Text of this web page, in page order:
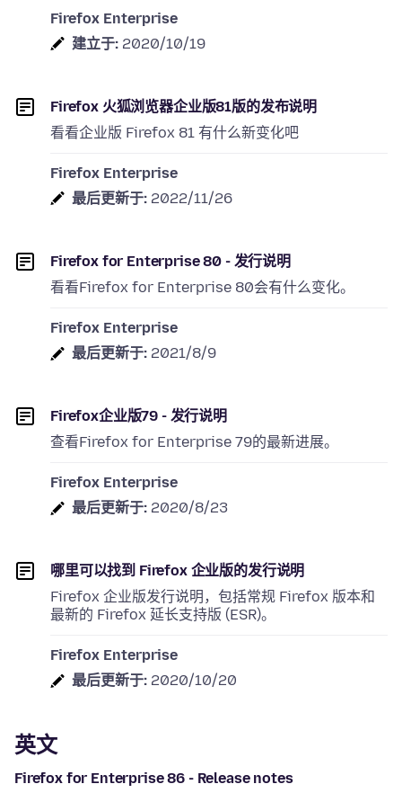
Firefox Enterprise
建立于: 2020/10/19
Firefox 火狐浏览器企业版81版的发布说明
看看企业版 Firefox 81 有什么新变化吧
Firefox Enterprise
最后更新于: 2022/11/26
Firefox for Enterprise 80 - 发行说明
看看Firefox for Enterprise 80会有什么变化。
Firefox Enterprise
最后更新于: 2021/8/9
Firefox企业版79 - 发行说明
查看Firefox for Enterprise 79的最新进展。
Firefox Enterprise
最后更新于: 2020/8/23
哪里可以找到 Firefox 企业版的发行说明
Firefox 企业版发行说明，包括常规 Firefox 版本和
最新的 Firefox 延长支持版 (ESR)。
Firefox Enterprise
最后更新于: 2020/10/20
英文
Firefox for Enterprise 86 - Release notes